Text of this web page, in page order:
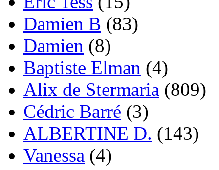
Damien B (83)
Damien (8)
Baptiste Elman (4)
Alix de Stermaria (809)
Cédric Barré (3)
ALBERTINE D. (143)
Vanessa (4)